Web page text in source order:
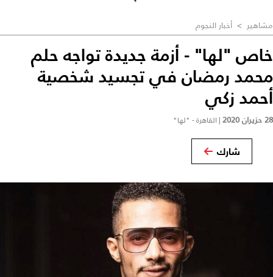
مشاهير > أخبار النجوم
خاص "لها" - أزمة جديدة تواجه حلم
محمد رمضان في تجسيد شخصية
أحمد زكي
28 حزيران 2020 | القاهرة - "لها"
شارك